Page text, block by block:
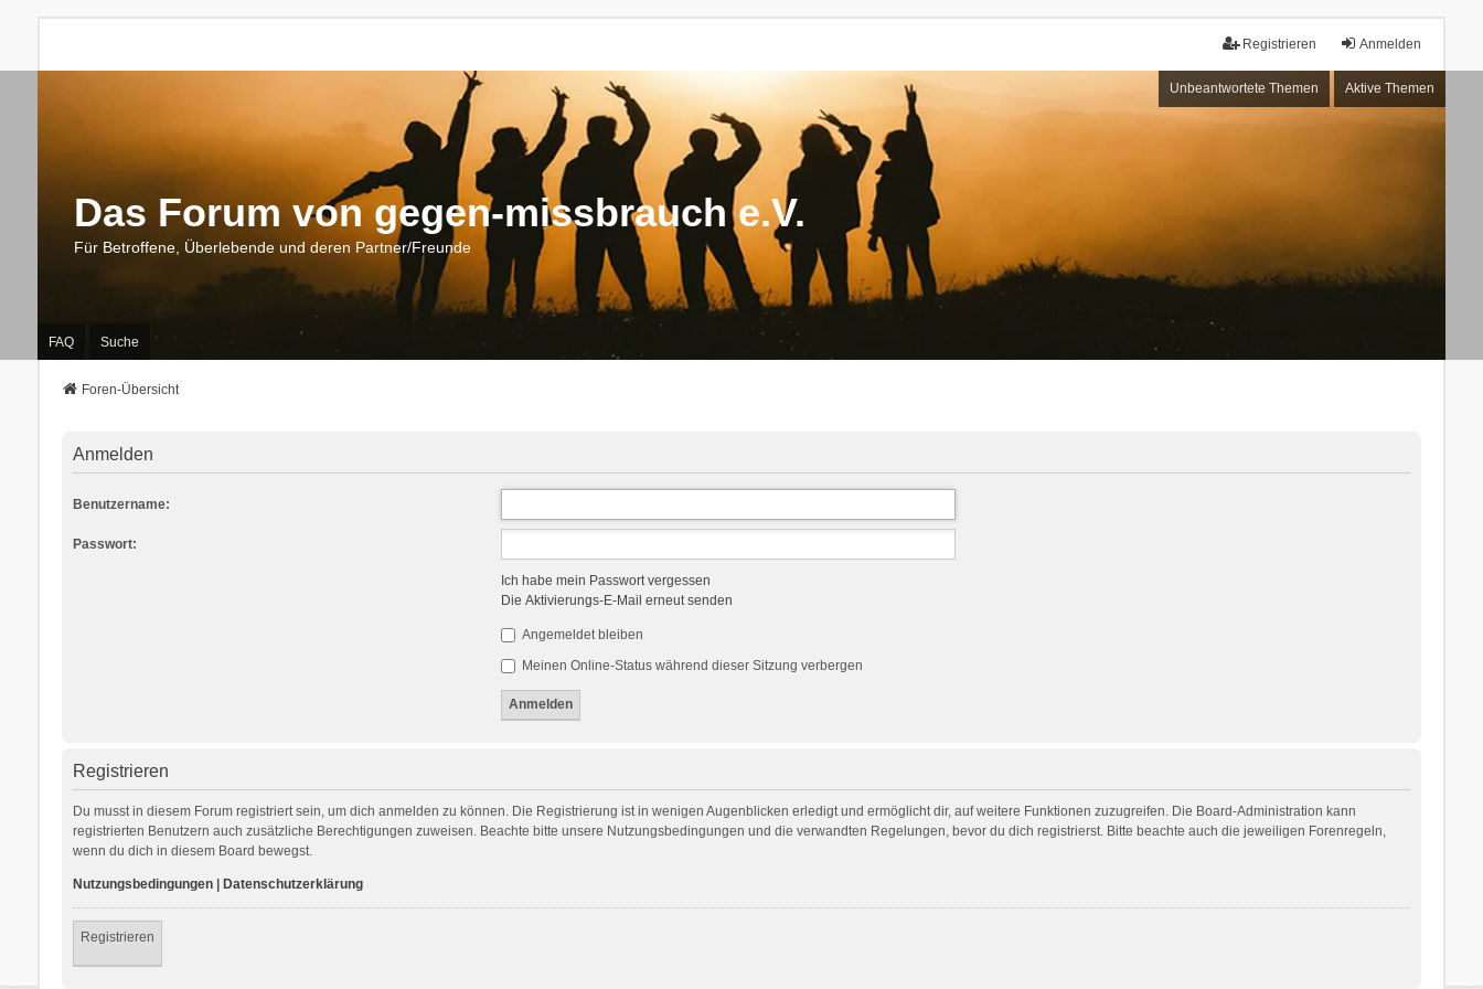
Anmelden
Registrieren
Unbeantwortete Themen Aktive Themen
Das Forum von gegen-missbrauch e.V.
Für Betroffene, Überlebende und deren Partner/Freunde
FAQ Suche
Foren-Übersicht
Anmelden
Benutzername:
Passwort:
Ich habe mein Passwort vergessen
Die Aktivierungs-E-Mail erneut senden
Angemeldet bleiben
Meinen Online-Status während dieser Sitzung verbergen
Registrieren
Du musst in diesem Forum registriert sein, um dich anmelden zu können. Die Registrierung ist in wenigen Augenblicken erledigt und ermöglicht dir, auf weitere Funktionen zuzugreifen. Die Board-Administration kann
registrierten Benutzern auch zusätzliche Berechtigungen zuweisen. Beachte bitte unsere Nutzungsbedingungen und die verwandten Regelungen, bevor du dich registrierst. Bitte beachte auch die jeweiligen Forenregeln,
wenn du dich in diesem Board bewegst.
Nutzungsbedingungen| Datenschutzerklärung
Registrieren